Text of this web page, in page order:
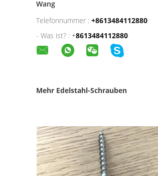
Wang
Telefonnummer : +8613484112880
- Was ist? : +8613484112880
Mehr Edelstahl-Schrauben